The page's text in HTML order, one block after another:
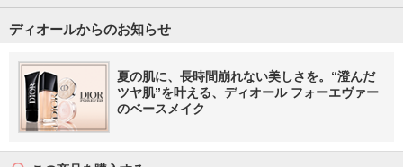
ディオールからのお知らせ
夏の肌に、長時間崩れない美しさを。“澄んだ
ツヤ肌”を叶える、ディオール フォーエヴァー
のベースメイク